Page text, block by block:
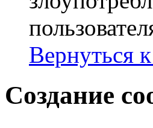
Вернуться
Создание